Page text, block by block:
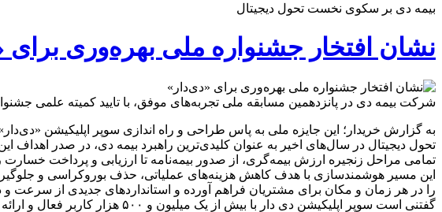
بیمه دی بر سکوی نخست تحول دیجیتال
نشان افتخار جشنواره ملی بهره‌وری برای
شرکت بیمه دی در پانزدهمین مسابقه ملی تجربه‌های موفق، با تایید کمیته علمی
به گزارش خریدار؛ این جایزه ملی به پاس طراحی و راه اندازی سوپر اپلیکیشن
تحول دیجیتال در سال‌های اخیر به عنوان کلیدی‌ترین راهبرد بیمه دی، در صدر اهداف
تمامی مراحل زنجیره ارزش بیمه‌گری، از صدور بیمه‌نامه تا ارزیابی و پرداخت خسارت
این مسیر هوشمندسازی با هدف کاهش هزینه‌های عملیاتی، حذف بوروکراسی و
را در هر زمان و مکان برای مشتریان فراهم آورده و استانداردهای جدیدی از سرعت
گفتنی است سوپر اپلیکیشن دی دار با بیش از یک میلیون و ۵۰۰ هزار کاربر فعال و ارائه بیش از ۷۴ خدمت بیمه ای، بزرگترین و پرکاربردترین پلتفرم بیمه ای متعلق به یک شرکت بیمه در کشور است.